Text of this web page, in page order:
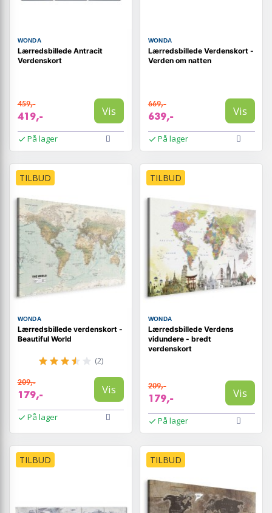
WONDA
Lærredsbillede Antracit
Verdenskort
459,-
419,- Vis
På lager
WONDA
Lærredsbillede Verdenskort -
Verden om natten
669,-
639,- Vis
På lager
TILBUD
WONDA
Lærredsbillede verdenskort -
Beautiful World
(2)
209,-
179,- Vis
På lager
TILBUD
WONDA
Lærredsbillede Verdens
vidundere - bredt
verdenskort
209,-
179,- Vis
På lager
TILBUD TILBUD